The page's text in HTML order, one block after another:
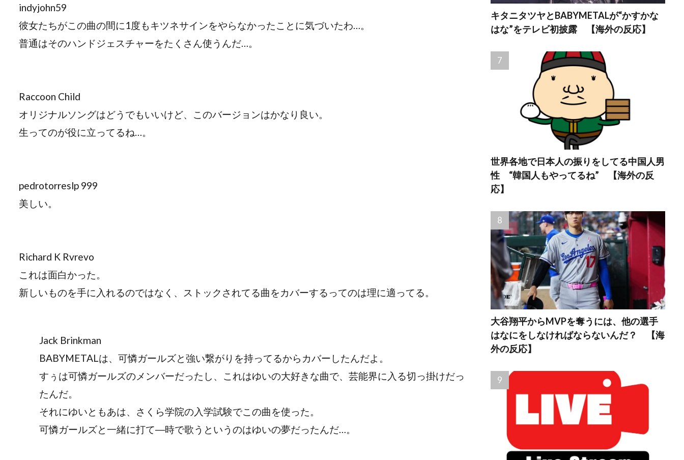
indyjohn59
彼女たちがこの曲の間に1度もキツネサインをやらなかったことに気づいたわ…。
普通はそのハンドジェスチャーをたくさん使うんだ…。
Raccoon Child
オリジナルソングはどうでもいいけど、このバージョンはかなり良い。
生ってのが役に立ってるね…。
pedrotorreslp 999
美しい。
Richard K Rvrevo
これは面白かった。
新しいものを手に入れるのではなく、ストックされてる曲をカバーするってのは理に適ってる。
Jack Brinkman
BABYMETALは、可憐ガールズと強い繋がりを持ってるからカバーしたんだよ。
すぅは可憐ガールズのメンバーだったし、これはゆいの大好きな曲で、芸能界に入る切っ掛けだっ
たんだ。
それにゆいともあは、さくら学院の入学試験でこの曲を使った。
可憐ガールズと一緒に打て―時で歌うというのはゆいの夢だったんだ…。
キタニタツヤとBABYMETALが“かすかな
はな”をテレビ初披露 【海外の反応】
世界各地で日本人の振りをしてる中国人男
性 “韓国人もやってるね” 【海外の反
応】
大谷翔平からMVPを奪うには、他の選手
はなにをしなければならないんだ？ 【海
外の反応】